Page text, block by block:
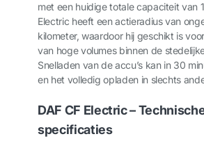
met een huidige totale capaciteit van
Electric heeft een actieradius van
kilometer, waardoor hij geschikt is
van hoge volumes binnen de
Snelladen van de accu’s kan in 30
en het volledig opladen in slechts
DAF CF Electric –
specificaties